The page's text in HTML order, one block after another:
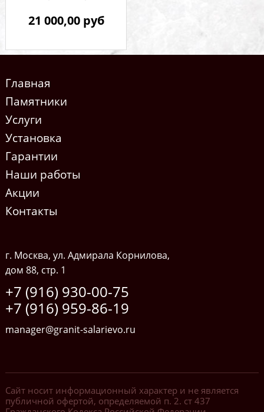
21 000,00 руб
Главная
Памятники
Услуги
Установка
Гарантии
Наши работы
Акции
Контакты
г. Москва, ул. Адмирала Корнилова,
дом 88, стр. 1
+7 (916) 930-00-75
+7 (916) 959-86-19
manager@granit-salarievo.ru
Сайт носит информационный характер и не является
публичной офертой, определяемой п. 2. ст 437